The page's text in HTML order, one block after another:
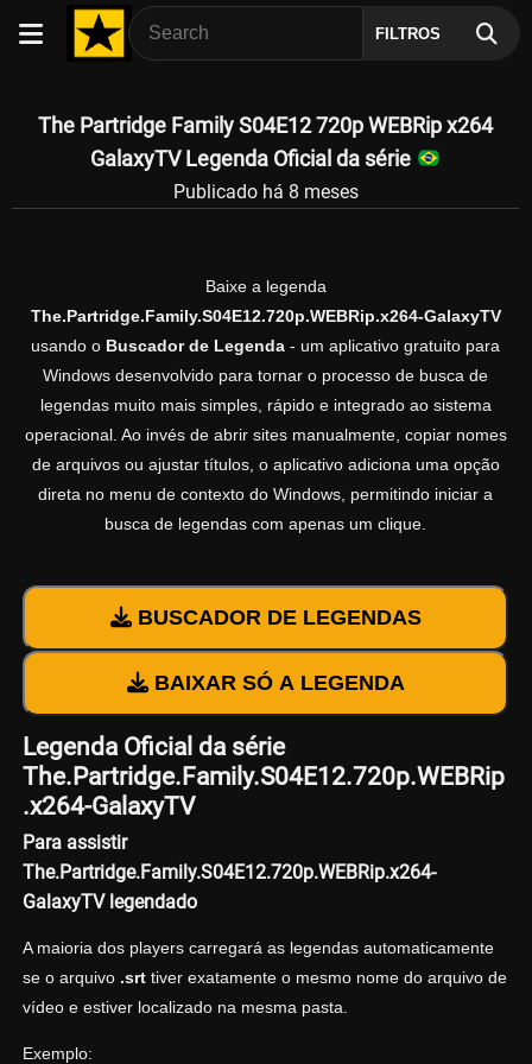
FILTROS
The Partridge Family S04E12 720p WEBRip x264
GalaxyTV Legenda Oficial da série
Publicado há 8 meses
Baixe a legenda
The.Partridge.Family.S04E12.720p.WEBRip.x264-GalaxyTV
usando o Buscador de Legenda - um aplicativo gratuito para
Windows desenvolvido para tornar o processo de busca de
legendas muito mais simples, rápido e integrado ao sistema
operacional. Ao invés de abrir sites manualmente, copiar nomes
de arquivos ou ajustar títulos, o aplicativo adiciona uma opção
direta no menu de contexto do Windows, permitindo iniciar a
busca de legendas com apenas um clique.
BUSCADOR DE LEGENDAS
BAIXAR SÓ A LEGENDA
Legenda Oficial da série
The.Partridge.Family.S04E12.720p.WEBRip
.x264-GalaxyTV
Para assistir
The.Partridge.Family.S04E12.720p.WEBRip.x264-
GalaxyTV legendado
A maioria dos players carregará as legendas automaticamente
se o arquivo .srttiver exatamente o mesmo nome do arquivo de
vídeo e estiver localizado na mesma pasta.
Exemplo: